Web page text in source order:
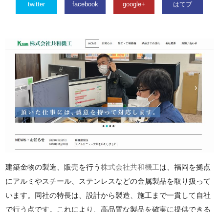
twitter facebook google+ はてブ
建築金物の製造、販売を行う株式会社共和機工は、福岡を拠点
にアルミやスチール、ステンレスなどの金属製品を取り扱って
います。同社の特長は、設計から製造、施工まで一貫して自社
で行う点です。これにより、高品質な製品を確実に提供できる